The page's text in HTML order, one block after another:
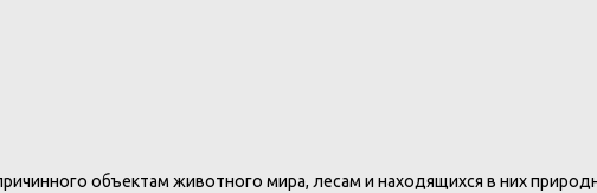
объектам животного мира, лесам и находящихся в них